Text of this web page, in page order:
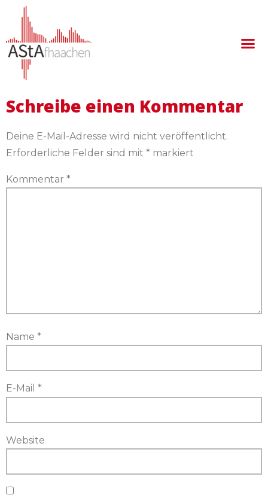
Beitrag 4
Schreibe einen Kommentar
Deine E-Mail-Adresse wird nicht veröffentlicht.
Erforderliche Felder sind mit * markiert
Kommentar *
Name *
E-Mail *
Website